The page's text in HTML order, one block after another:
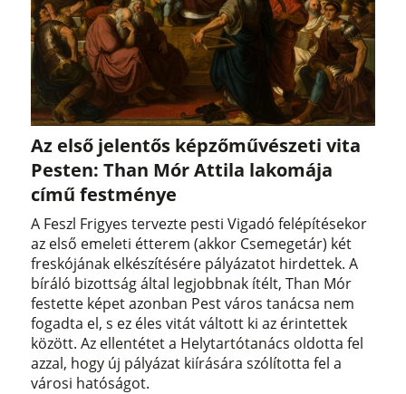
Az első jelentős képzőművészeti vita
Pesten: Than Mór Attila lakomája
című festménye
A Feszl Frigyes tervezte pesti Vigadó felépítésekor
az első emeleti étterem (akkor Csemegetár) két
freskójának elkészítésére pályázatot hirdettek. A
bíráló bizottság által legjobbnak ítélt, Than Mór
festette képet azonban Pest város tanácsa nem
fogadta el, s ez éles vitát váltott ki az érintettek
között. Az ellentétet a Helytartótanács oldotta fel
azzal, hogy új pályázat kiírására szólította fel a
városi hatóságot.